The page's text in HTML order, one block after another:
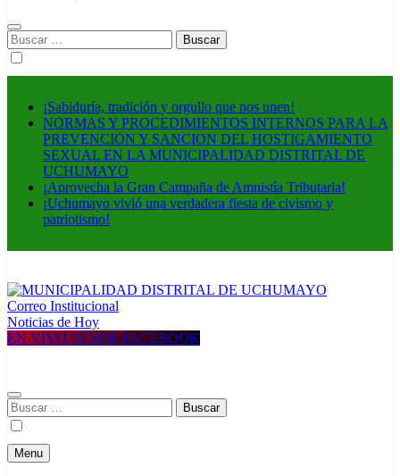
Buscar:
¡Sabiduría, tradición y orgullo que nos unen!
NORMAS Y PROCEDIMIENTOS INTERNOS PARA LA
PREVENCION Y SANCION DEL HOSTIGAMIENTO
SEXUAL EN LA MUNICIPALIDAD DISTRITAL DE
UCHUMAYO
¡Aprovecha la Gran Campaña de Amnistía Tributaria!
¡Uchumayo vivió una verdadera fiesta de civismo y
patriotismo!
MUNICIPALIDAD DISTRITAL DE UCHUMAYO
Construyendo una nueva Historia
Correo Institucional
Noticias de Hoy
EN VIVO DESDE FACEBOOK
Buscar:
Menu